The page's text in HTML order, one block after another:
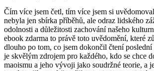
Čím více jsem četl, tím více jsem si
nebyla jen sbírka příběhů, ale odraz lidského
odolnosti a důležitosti zachování našeho
ebook zdarma to právě toto uvědomění, které
dlouho po tom, co jsem dokončil čtení poslední
je skvělým zdrojem pro každého, kdo se chce
maoismu a jeho vývoji jako soudržné teorie, a